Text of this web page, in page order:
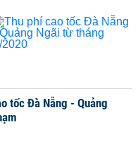
tốc Đà Nẵng - Quảng